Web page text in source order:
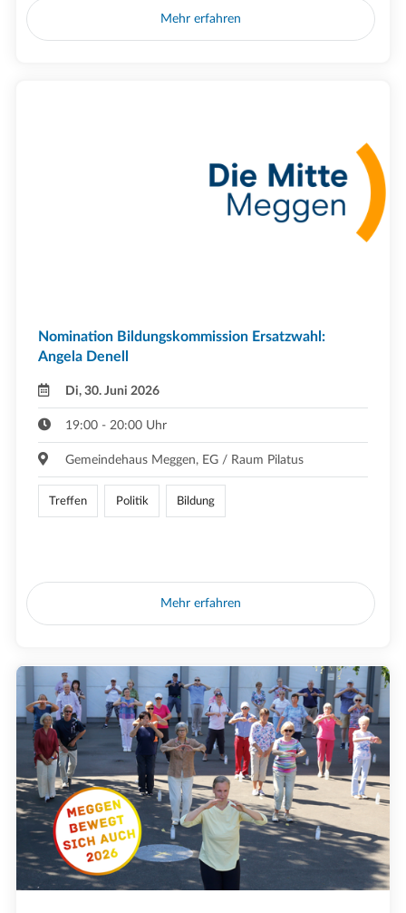
Mehr erfahren
Nomination Bildungskommission Ersatzwahl:
Angela Denell
Di, 30. Juni 2026
19:00 - 20:00 Uhr
Gemeindehaus Meggen, EG / Raum Pilatus
Treffen Politik Bildung
Mehr erfahren